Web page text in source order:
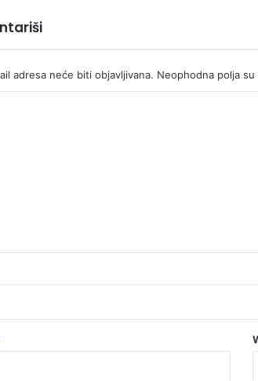
adresa neće biti objavljivana. Neophodna polja su